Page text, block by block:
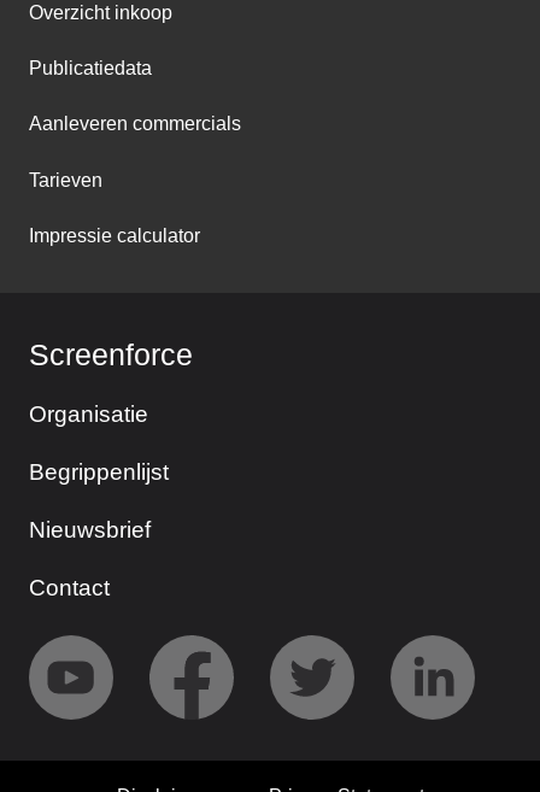
Overzicht inkoop
Publicatiedata
Aanleveren commercials
Tarieven
Impressie calculator
Screenforce
Organisatie
Begrippenlijst
Nieuwsbrief
Contact